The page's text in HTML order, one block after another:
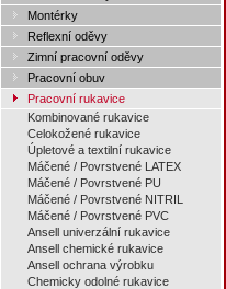
Montérky
Reflexní oděvy
Zimní pracovní oděvy
Pracovní obuv
Pracovní rukavice
Kombinované rukavice
Celokožené rukavice
Úpletové a textilní rukavice
Máčené / Povrstvené LATEX
Máčené / Povrstvené PU
Máčené / Povrstvené NITRIL
Máčené / Povrstvené PVC
Ansell univerzální rukavice
Ansell chemické rukavice
Ansell ochrana výrobku
Chemicky odolné rukavice